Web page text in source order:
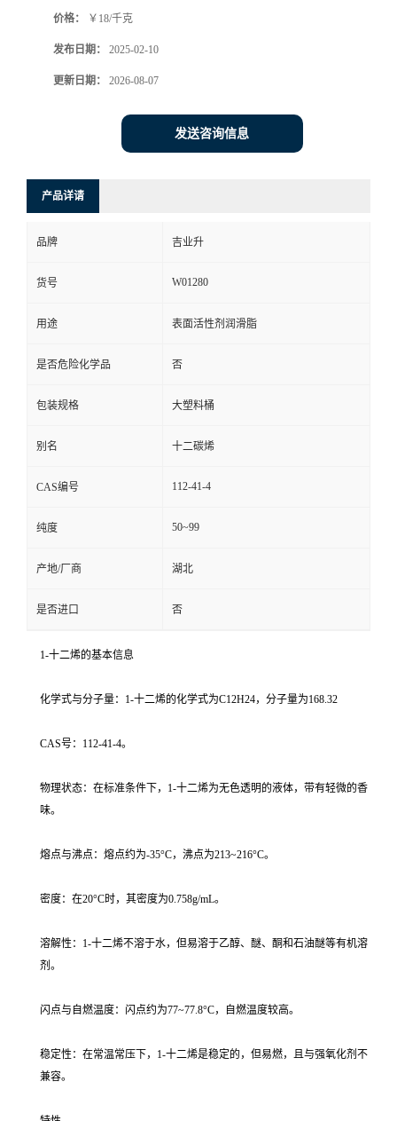
价格： ￥18/千克
发布日期： 2025-02-10
更新日期： 2026-08-07
发送咨询信息
产品详请
品牌 吉业升
货号 W01280
用途 表面活性剂润滑脂
是否危险化学品 否
包装规格 大塑料桶
别名 十二碳烯
CAS编号 112-41-4
纯度 50~99
产地/厂商 湖北
是否进口 否
1-十二烯的基本信息
化学式与分子量：1-十二烯的化学式为C12H24，分子量为168.32
CAS号：112-41-4。
物理状态：在标准条件下，1-十二烯为无色透明的液体，带有轻微的香
味。
熔点与沸点：熔点约为-35°C，沸点为213~216°C。
密度：在20°C时，其密度为0.758g/mL。
溶解性：1-十二烯不溶于水，但易溶于乙醇、醚、酮和石油醚等有机溶
剂。
闪点与自燃温度：闪点约为77~77.8°C，自燃温度较高。
稳定性：在常温常压下，1-十二烯是稳定的，但易燃，且与强氧化剂不
兼容。